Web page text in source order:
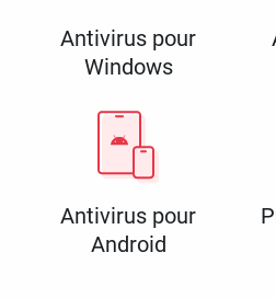
Antivirus pour
Windows
Antivirus pour
Android